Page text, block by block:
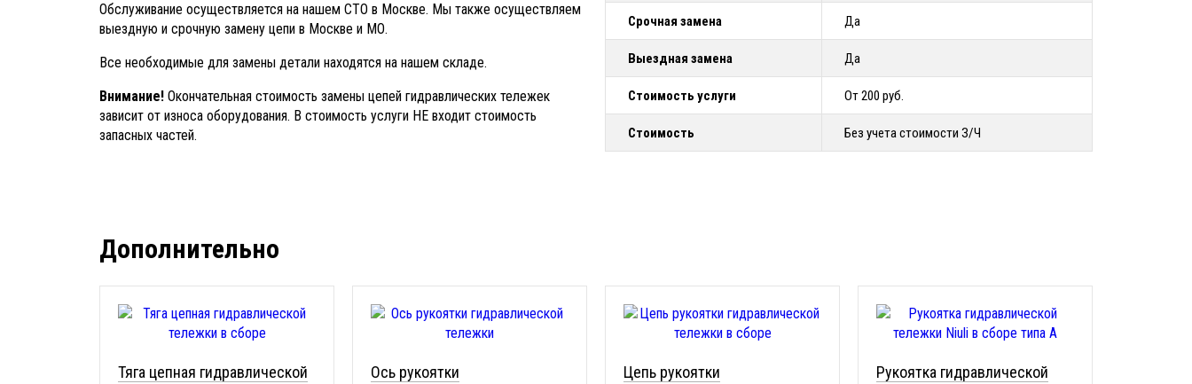
Обслуживание осуществляется на нашем СТО в Москве. Мы также осуществляем
выездную и срочную замену цепи в Москве и МО.
Все необходимые для замены детали находятся на нашем складе.
Внимание! Окончательная стоимость замены цепей гидравлических тележек
зависит от износа оборудования. В стоимость услуги НЕ входит стоимость
запасных частей.
Срочная замена Да
Выездная замена Да
Стоимость услуги От 200 руб.
Стоимость Без учета стоимости З/Ч
Дополнительно
Тяга цепная гидравлической
Ось рукоятки
Цепь рукоятки
Рукоятка гидравлической